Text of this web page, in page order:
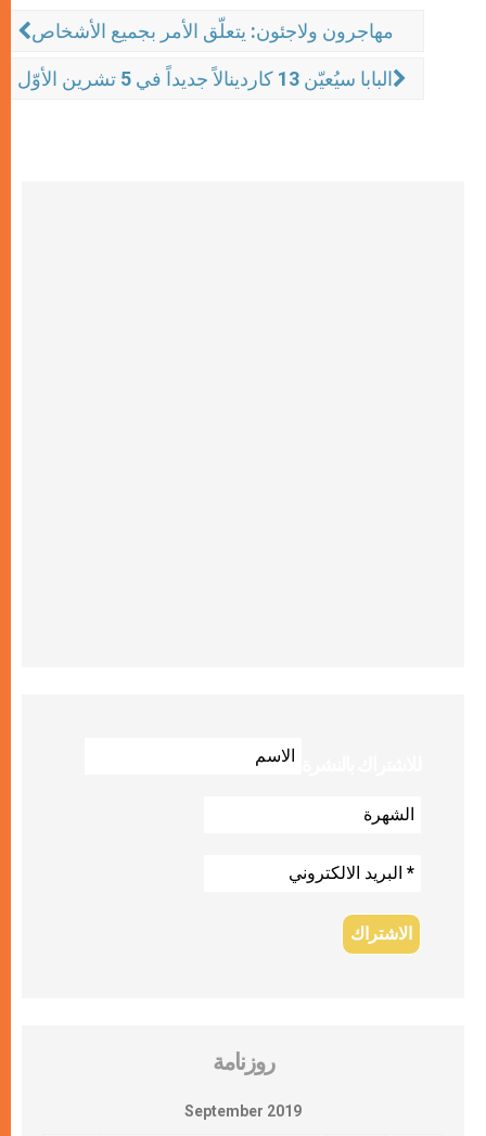
مهاجرون ولاجئون: يتعلّق الأمر بجميع الأشخاص
البابا سيُعيّن 13 كاردينالاً جديداً في 5 تشرين الأوّل
روزنامة
September 2019